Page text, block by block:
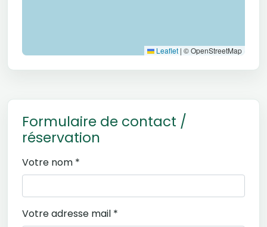
Leaflet | © OpenStreetMap
Formulaire de contact /
réservation
Votre nom *
Votre adresse mail *